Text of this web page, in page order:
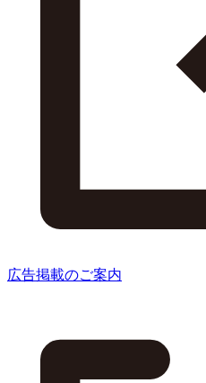
広告掲載のご案内